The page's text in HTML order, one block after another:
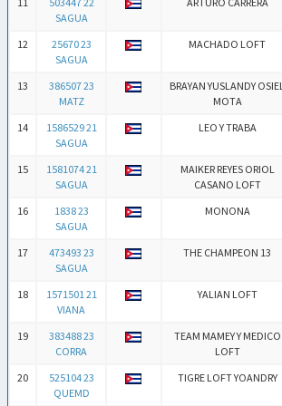
SAGUA
12
25670 23
SAGUA
MACHADO LOFT
13
386507 23
MATZ
BRAYAN YUSLANDY OSIEL
MOTA
14
1586529 21
SAGUA
LEO Y TRABA
15
1581074 21
SAGUA
MAIKER REYES ORIOL
CASANO LOFT
16
1838 23
SAGUA
MONONA
17
473493 23
SAGUA
THE CHAMPEON 13
18
1571501 21
VIANA
YALIAN LOFT
19
383488 23
CORRA
TEAM MAMEY Y MEDICO
LOFT
20
525104 23
QUEMD
TIGRE LOFT YOANDRY